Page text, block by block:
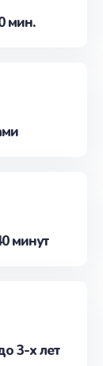
мин.
минут
3-х лет